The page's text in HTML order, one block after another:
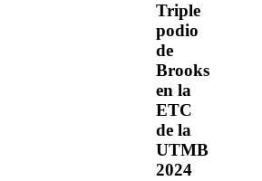
Triple
podio
de
Brooks
en la
ETC
de la
UTMB
2024